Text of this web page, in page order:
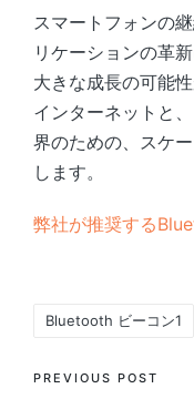
スマートフォンの
リケーションの革
大きな成長の可能
インターネットと
界のための、スケ
します。
弊社が推奨する
Bluetooth ビーコン1
Post
PREVIOUS POST